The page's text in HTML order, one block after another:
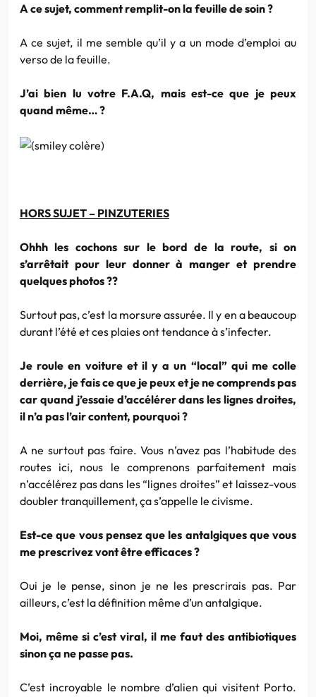
A ce sujet, comment remplit-on la feuille de soin ?
A ce sujet, il me semble qu’il y a un mode d’emploi au
verso de la feuille.
J’ai bien lu votre F.A.Q, mais est-ce que je peux
quand même… ?
HORS SUJET – PINZUTERIES
Ohhh les cochons sur le bord de la route, si on
s’arrêtait pour leur donner à manger et prendre
quelques photos ??
Surtout pas, c’est la morsure assurée. Il y en a beaucoup
durant l’été et ces plaies ont tendance à s’infecter.
Je roule en voiture et il y a un “local” qui me colle
derrière, je fais ce que je peux et je ne comprends pas
car quand j’essaie d’accélérer dans les lignes droites,
il n’a pas l’air content, pourquoi ?
A ne surtout pas faire. Vous n’avez pas l’habitude des
routes ici, nous le comprenons parfaitement mais
n’accélérez pas dans les “lignes droites” et laissez-vous
doubler tranquillement, ça s’appelle le civisme.
Est-ce que vous pensez que les antalgiques que vous
me prescrivez vont être efficaces ?
Oui je le pense, sinon je ne les prescrirais pas. Par
ailleurs, c’est la définition même d’un antalgique.
Moi, même si c’est viral, il me faut des antibiotiques
sinon ça ne passe pas.
C’est incroyable le nombre d’alien qui visitent Porto.